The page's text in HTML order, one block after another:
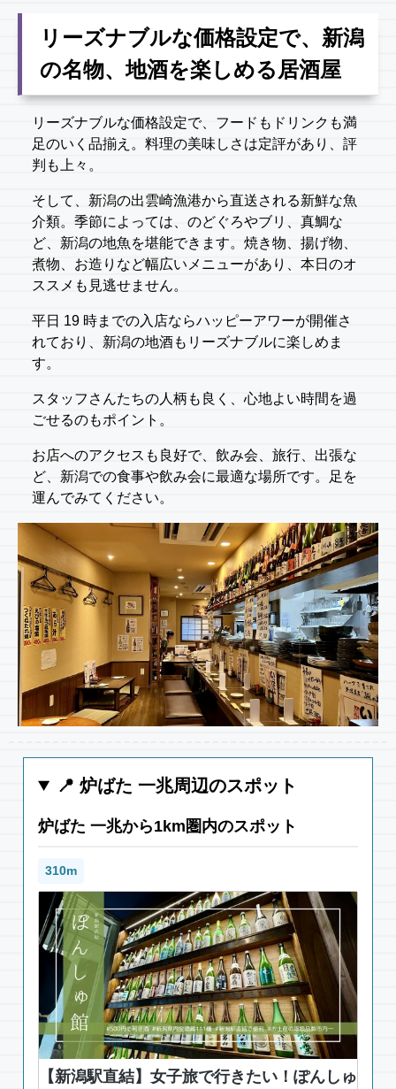
リーズナブルな価格設定で、新潟
の名物、地酒を楽しめる居酒屋
リーズナブルな価格設定で、フードもドリンクも満
足のいく品揃え。料理の美味しさは定評があり、評
判も上々。
そして、新潟の出雲崎漁港から直送される新鮮な魚
介類。季節によっては、のどぐろやブリ、真鯛な
ど、新潟の地魚を堪能できます。焼き物、揚げ物、
煮物、お造りなど幅広いメニューがあり、本日のオ
ススメも見逃せません。
平日 19 時までの入店ならハッピーアワーが開催さ
れており、新潟の地酒もリーズナブルに楽しめま
す。
スタッフさんたちの人柄も良く、心地よい時間を過
ごせるのもポイント。
お店へのアクセスも良好で、飲み会、旅行、出張な
ど、新潟での食事や飲み会に最適な場所です。足を
運んでみてください。
📍 炉ばた 一兆周辺のスポット
炉ばた 一兆から1km圏内のスポット
310m
【新潟駅直結】女子旅で行きたい！ぽんしゅ